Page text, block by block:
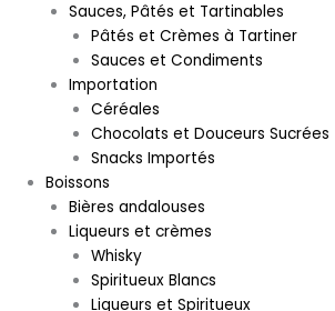
Sauces, Pâtés et Tartinables
Pâtés et Crèmes à Tartiner
Sauces et Condiments
Importation
Céréales
Chocolats et Douceurs Sucrées
Snacks Importés
Boissons
Bières andalouses
Liqueurs et crèmes
Whisky
Spiritueux Blancs
Liqueurs et Spiritueux